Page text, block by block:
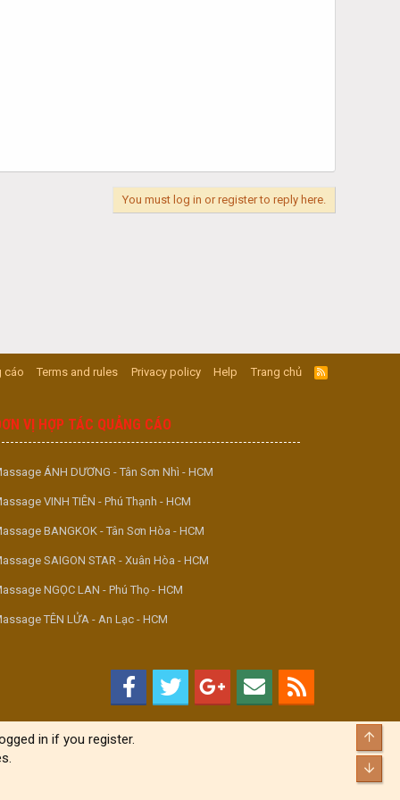
You must log in or register to reply here.
cáo Terms and rules Privacy policy Help Trang chủ
R
S
VỊ HỢP TÁC QUẢNG CÁO
ÁNH DƯƠNG - Tân Sơn Nhì - HCM
VINH TIÊN - Phú Thạnh - HCM
BANGKOK - Tân Sơn Hòa - HCM
SAIGON STAR - Xuân Hòa - HCM
NGỌC LAN - Phú Thọ - HCM
TÊN LỬA - An Lạc - HCM
in if you register.
Top